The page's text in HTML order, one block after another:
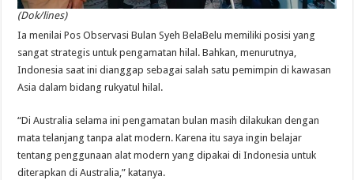
(Dok/lines)
Ia menilai Pos Observasi Bulan Syeh BelaBelu memiliki posisi yang
sangat strategis untuk pengamatan hilal. Bahkan, menurutnya,
Indonesia saat ini dianggap sebagai salah satu pemimpin di kawasan
Asia dalam bidang rukyatul hilal.
“Di Australia selama ini pengamatan bulan masih dilakukan dengan
mata telanjang tanpa alat modern. Karena itu saya ingin belajar
tentang penggunaan alat modern yang dipakai di Indonesia untuk
diterapkan di Australia,” katanya.